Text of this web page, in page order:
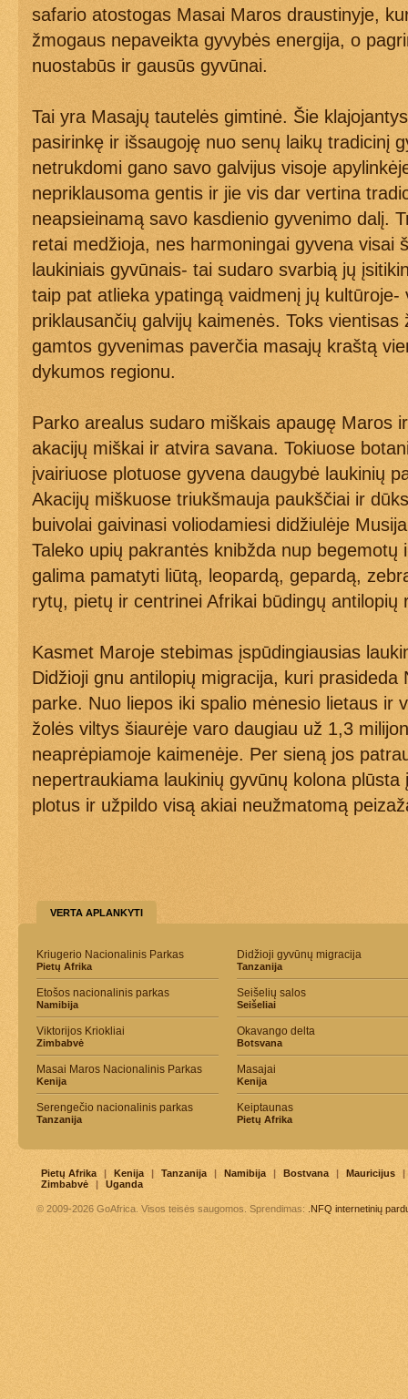
safario atostogas Masai Maros draustinyje,
žmogaus nepaveikta gyvybės energija, o
nuostabūs ir gausūs gyvūnai.
Tai yra Masajų tautelės gimtinė. Šie
pasirinkę ir išsaugoję nuo senų laikų tradicinį
netrukdomi gano savo galvijus visoje
nepriklausoma gentis ir jie vis dar vertina
neapsieinamą savo kasdienio gyvenimo dalį.
retai medžioja, nes harmoningai gyvena visai
laukiniais gyvūnais- tai sudaro svarbią jų
taip pat atlieka ypatingą vaidmenį jų kultūroje-
priklausančių galvijų kaimenės. Toks vientisas
gamtos gyvenimas paverčia masajų kraštą
dykumos regionu.
Parko arealus sudaro miškais apaugę Maros
akacijų miškai ir atvira savana. Tokiuose
įvairiuose plotuose gyvena daugybė laukinių
Akacijų miškuose triukšmauja paukščiai ir
buivolai gaivinasi voliodamiesi didžiulėje
Taleko upių pakrantės knibžda nup begemotų
galima pamatyti liūtą, leopardą, gepardą,
rytų, pietų ir centrinei Afrikai būdingų antilopių
Kasmet Maroje stebimas įspūdingiausias
Didžioji gnu antilopių migracija, kuri prasideda
parke. Nuo liepos iki spalio mėnesio lietaus ir
žolės viltys šiaurėje varo daugiau už 1,3
neaprėpiamoje kaimenėje. Per sieną jos
nepertraukiama laukinių gyvūnų kolona
plotus ir užpildo visą akiai neužmatomą
VERTA APLANKYTI
Kriugerio Nacionalinis Parkas
Pietų Afrika
Etošos nacionalinis parkas
Namibija
Viktorijos Kriokliai
Zimbabvė
Masai Maros Nacionalinis Parkas
Kenija
Serengečio nacionalinis parkas
Tanzanija
Didžioji gyvūnų migracija
Tanzanija
Seišelių salos
Seišeliai
Okavango delta
Botsvana
Masajai
Kenija
Keiptaunas
Pietų Afrika
Pietų Afrika | Kenija | Tanzanija | Namibija | Bostvana | Mauricijus
|
Zimbabvė
| Uganda
© 2009-2026 GoAfrica. Visos teisės saugomos. Sprendimas: .NFQ internetinių